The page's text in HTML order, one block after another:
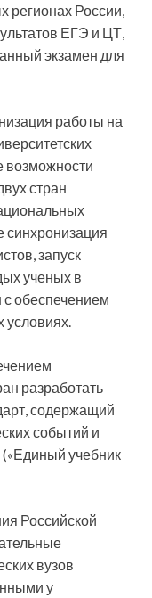
регионах России,
ЕГЭ и ЦТ,
экзамен для
работы на
возможности
стран
синхронизация
запуск
ученых в
с обеспечением
разработать
содержащий
событий и
учебник
Российской
вузов
у